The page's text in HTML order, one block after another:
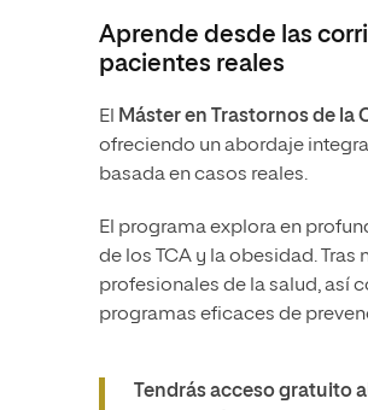
Música
Aprende desde las
pacientes reales
El Máster en Trastornos de la
ofreciendo un abordaje
basada en casos reales.
El programa explora en
de los TCA y la obesidad. Tras
profesionales de la salud, así
programas eficaces de
Tendrás acceso gratuito